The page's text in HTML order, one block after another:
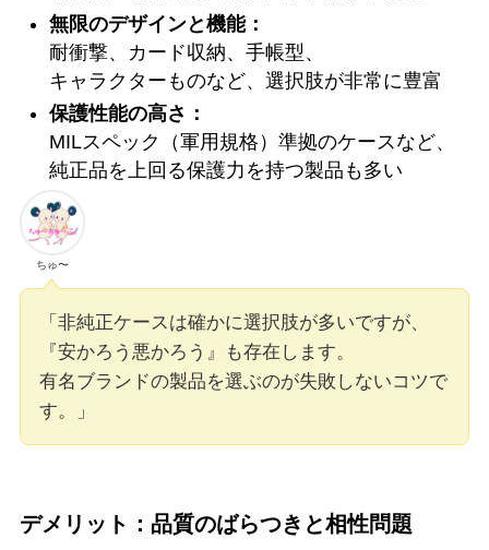
無限のデザインと機能：
耐衝撃、カード収納、手帳型、
キャラクターものなど、選択肢が非常に豊富
保護性能の高さ：
MILスペック（軍用規格）準拠のケースなど、
純正品を上回る保護力を持つ製品も多い
ちゅ〜
「非純正ケースは確かに選択肢が多いですが、
『安かろう悪かろう』も存在します。
有名ブランドの製品を選ぶのが失敗しないコツで
す。」
デメリット：品質のばらつきと相性問題